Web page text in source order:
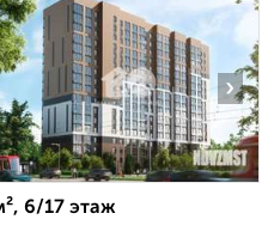
›
6/17 этаж